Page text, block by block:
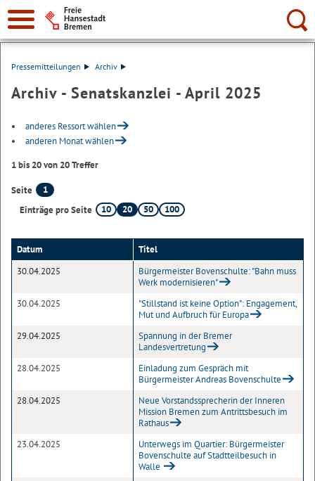
Suche:
Pressemitteilungen Archiv
Archiv - Senatskanzlei - April 2025
anderes Ressort wählen
anderen Monat wählen
1 bis 20 von 20 Treffer
Seite
1
Einträge pro Seite
10 20 50 100
Datum
Titel
30.04.2025
Bürgermeister Bovenschulte: "Bahn muss
Werk modernisieren"
30.04.2025
"Stillstand ist keine Option": Engagement,
Mut und Aufbruch für Europa
29.04.2025
Spannung in der Bremer
Landesvertretung
28.04.2025
Einladung zum Gespräch mit
Bürgermeister Andreas Bovenschulte
28.04.2025
Neue Vorstandssprecherin der Inneren
Mission Bremen zum Antrittsbesuch im
Rathaus
23.04.2025
Unterwegs im Quartier: Bürgermeister
Bovenschulte auf Stadtteilbesuch in
Walle